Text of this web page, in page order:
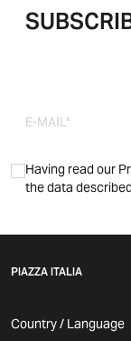
Having read our
the data described
PIAZZA ITALIA
Country / Language